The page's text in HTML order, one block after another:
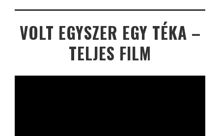
VOLT EGYSZER EGY TÉKA –
TELJES FILM